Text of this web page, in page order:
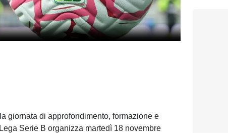
giornata di approfondimento, formazione e
Serie B organizza martedì 18 novembre